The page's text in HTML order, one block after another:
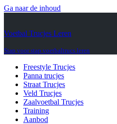
Ga naar de inhoud
Voetbal Trucjes Leren
Stap voor stap voetbaltrucs leren
Freestyle Trucjes
Panna trucjes
Straat Trucjes
Veld Trucjes
Zaalvoetbal Trucjes
Training
Aanbod